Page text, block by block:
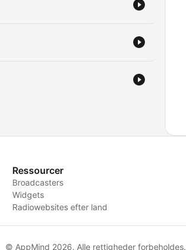
Ressourcer
Broadcasters
Widgets
Radiowebsites efter land
© AppMind 2026. Alle rettigheder forbeholdes.